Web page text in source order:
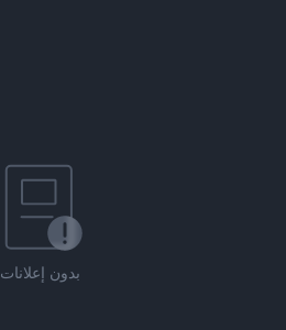
بدون إعلانات